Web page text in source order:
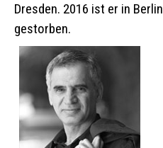
Dresden. 2016 ist er in Berlin
gestorben.